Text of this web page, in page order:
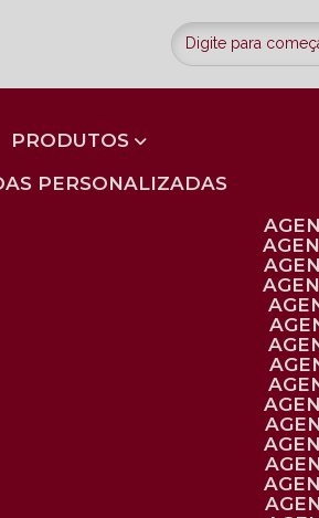
PRODUTOS
PERSONALIZADAS